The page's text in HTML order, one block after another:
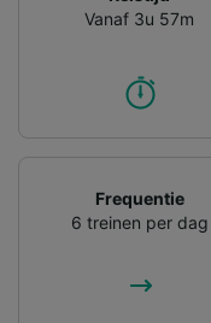
Vanaf 3u 57m
Frequentie
6 treinen per dag